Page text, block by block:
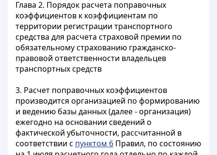
Глава 2. Порядок расчета поправочных
коэффициентов к коэффициентам по
территории регистрации транспортного
средства для расчета страховой премии по
обязательному страхованию гражданско-
правовой ответственности владельцев
транспортных средств
3. Расчет поправочных коэффициентов
производится организацией по формированию
и ведению базы данных (далее - организация)
ежегодно на основании сведений о
фактической убыточности, рассчитанной в
соответствии с пунктом 6 Правил, по состоянию